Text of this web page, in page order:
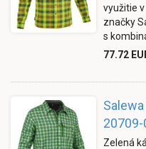
využitie
značky
s
77.72
Zelená